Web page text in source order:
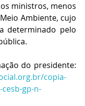
ministros, menos
Ambiente, cujo
determinado pelo
copia-
gp-n-